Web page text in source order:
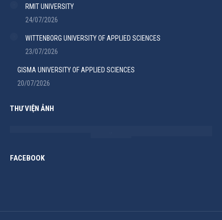
RMIT UNIVERSITY
24/07/2026
WITTENBORG UNIVERSITY OF APPLIED SCIENCES
23/07/2026
GISMA UNIVERSITY OF APPLIED SCIENCES
20/07/2026
THƯ VIỆN ẢNH
FACEBOOK